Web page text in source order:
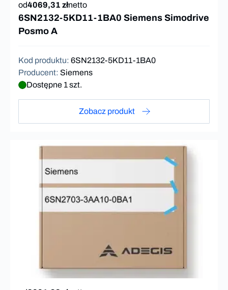
od4069,31 złnetto
6SN2132-5KD11-1BA0 Siemens Simodrive
Posmo A
Kod produktu: 6SN2132-5KD11-1BA0
Producent: Siemens
Dostępne 1 szt.
Zobacz produkt